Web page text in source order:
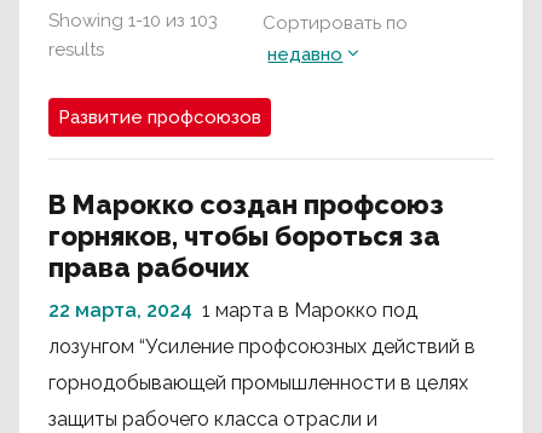
Showing 1-10 из 103
results
Сортировать по
недавно
Развитие профсоюзов
В Марокко создан профсоюз
горняков, чтобы бороться за
права рабочих
22 марта, 2024 1 марта в Марокко под
лозунгом “Усиление профсоюзных действий в
горнодобывающей промышленности в целях
защиты рабочего класса отрасли и